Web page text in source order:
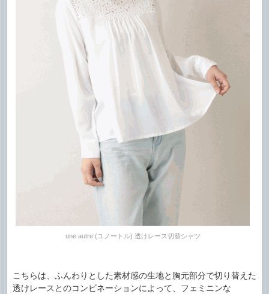
une autre (ユノートル) 透けレース切替シャツ
こちらは、ふんわりとした素材感の生地と胸元部分で切り替えた
透けレースとのコンビネーションによって、フェミニンな